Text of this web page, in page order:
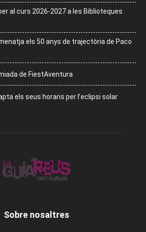
al curs 2026-2027 a les Biblioteques
els 50 anys de trajectòria de Paco
de FiestAventura
els seus horaris per l’eclipsi solar
Sobre nosaltres